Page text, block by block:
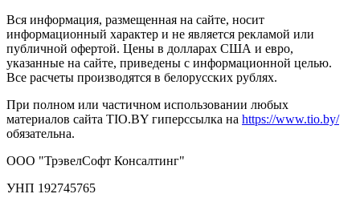
Вся информация, размещенная на сайте, носит
информационный характер и не является рекламой или
публичной офертой. Цены в долларах США и евро,
указанные на сайте, приведены с информационной целью.
Все расчеты производятся в белорусских рублях.
При полном или частичном использовании любых
материалов сайта TIO.BY гиперссылка на https://www.tio.by/
обязательна.
ООО "ТрэвелСофт Консалтинг"
УНП 192745765